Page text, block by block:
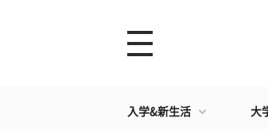
入学&新生活 大